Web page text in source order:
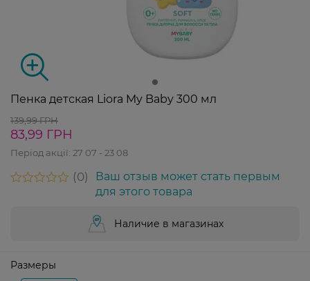
Пенка детская Liora My Baby 300 мл
139,99 ГРН
83,99 ГРН
Період акції: 27 07 - 23 08
0
Ваш отзыв может стать первым
для этого товара
Наличие в магазинах
Размеры